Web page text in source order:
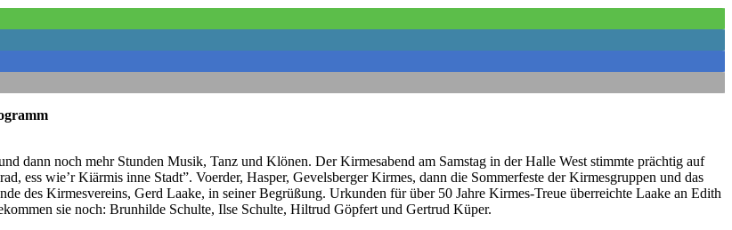
dann noch mehr Stunden Musik, Tanz und Klönen. Der Kirmesabend am Samstag in der Halle West stimmte prächtig auf
ess wie’r Kiärmis inne Stadt”. Voerder, Hasper, Gevelsberger Kirmes, dann die Sommerfeste der Kirmesgruppen und das
des Kirmesvereins, Gerd Laake, in seiner Begrüßung. Urkunden für über 50 Jahre Kirmes-Treue überreichte Laake an Edith
sie noch: Brunhilde Schulte, Ilse Schulte, Hiltrud Göpfert und Gertrud Küper.